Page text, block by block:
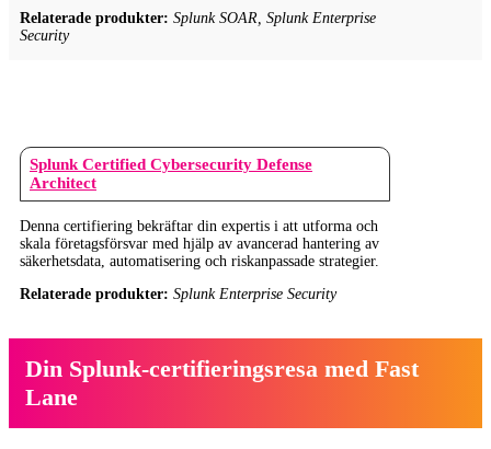
Relaterade produkter: Splunk SOAR, Splunk Enterprise
Security
Splunk Certified Cybersecurity Defense
Architect
Denna certifiering bekräftar din expertis i att utforma och
skala företagsförsvar med hjälp av avancerad hantering av
säkerhetsdata, automatisering och riskanpassade strategier.
Relaterade produkter: Splunk Enterprise Security
Din Splunk-certifieringsresa med Fast
Lane